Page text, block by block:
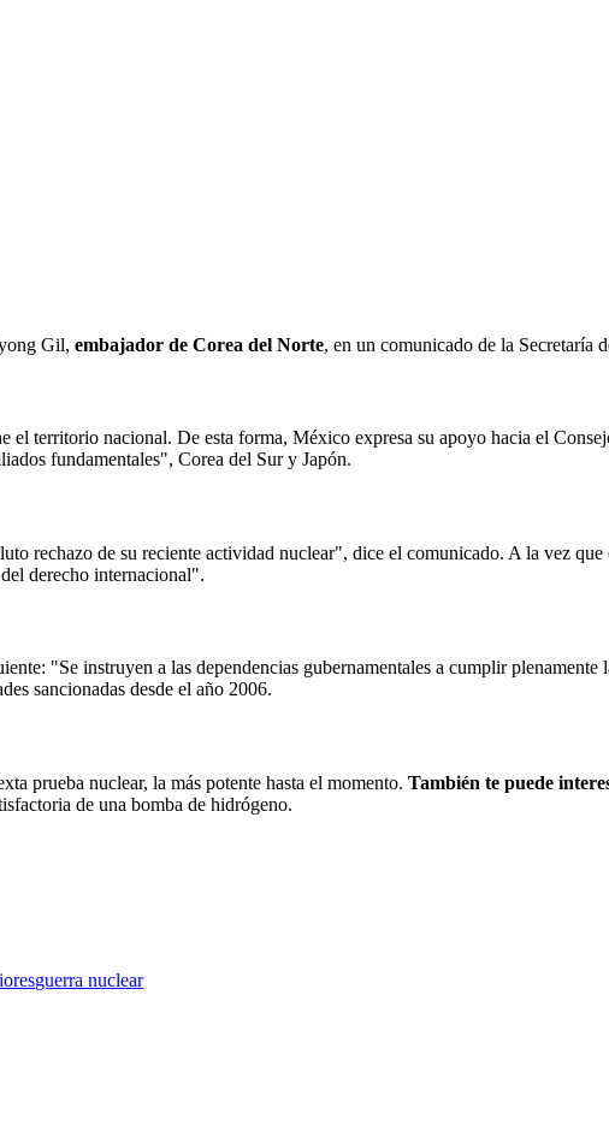
Gil, embajador de Corea del Norte, en un comunicado de la Secretaría
el territorio nacional. De esta forma, México expresa su apoyo hacia el
fundamentales", Corea del Sur y Japón.
rechazo de su reciente actividad nuclear", dice el comunicado. A la vez
derecho internacional".
"Se instruyen a las dependencias gubernamentales a cumplir plenamente
sancionadas desde el año 2006.
prueba nuclear, la más potente hasta el momento. También te puede
de una bomba de hidrógeno.
guerra nuclear